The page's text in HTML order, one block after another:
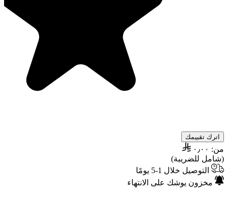
اترك تقييمك
من: ٠٫٠٠
(شامل للضريبة)
التوصيل خلال 1-5 يومًا
مخزون يوشك على الانتهاء